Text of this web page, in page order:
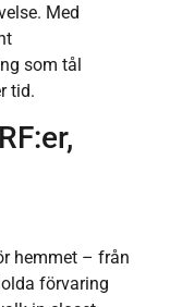
Med
som tål
tid.
hemmet – från
förvaring